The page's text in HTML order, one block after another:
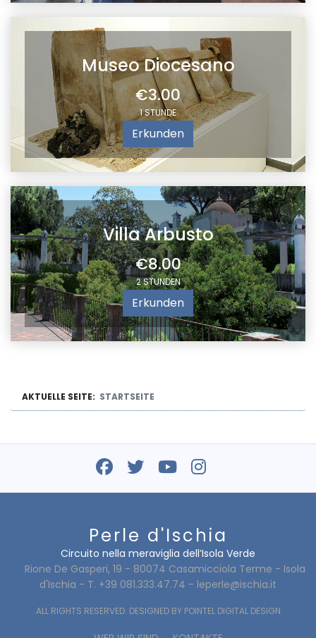
Museo Diocesano
€3.00
1 STUNDE
Erkunden
Villa Arbusto
€8.00
2 STUNDEN
Erkunden
AKTUELLE SEITE: STARTSEITE
Perle d'Ischia
Circuito nella meraviglia dell’Isola Verde
Rione De Gasperi, 19 - 80074 Casamicciola Terme - Isola
d'Ischia - T. +39 081.333.47.74 - leperle@ischia.it
ALL RIGHTS RESERVED. DESIGNED BY POINTEL DIGITAL DESIGN